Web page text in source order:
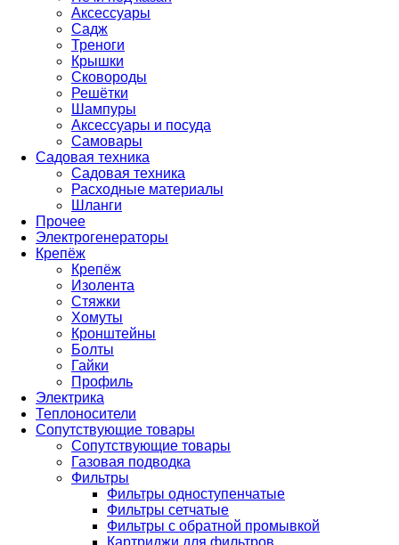
Аксессуары
Садж
Треноги
Крышки
Сковороды
Решётки
Шампуры
Аксессуары и посуда
Самовары
Садовая техника
Садовая техника
Расходные материалы
Шланги
Прочее
Электрогенераторы
Крепёж
Крепёж
Изолента
Стяжки
Хомуты
Кронштейны
Болты
Гайки
Профиль
Электрика
Теплоносители
Сопутствующие товары
Сопутствующие товары
Газовая подводка
Фильтры
Фильтры одноступенчатые
Фильтры сетчатые
Фильтры с обратной промывкой